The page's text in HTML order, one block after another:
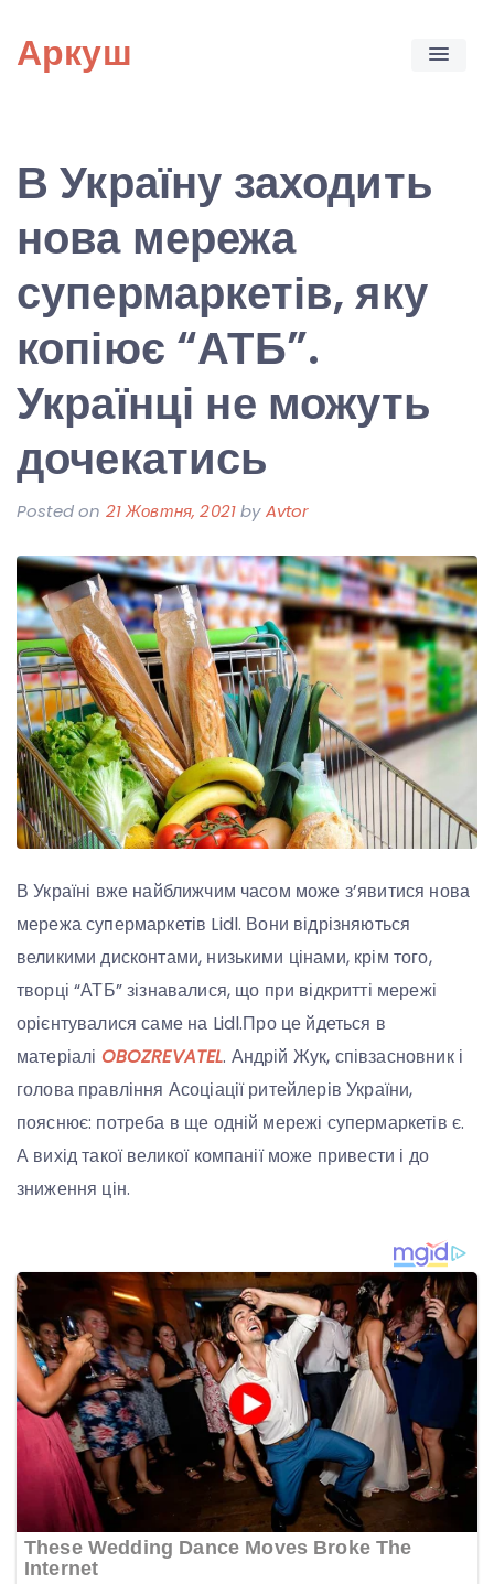
content
Аркуш
В Україну заходить
нова мережа
супермаркетів, яку
копіює “АТБ”.
Українці не можуть
дочекатись
Posted on 21 Жовтня, 2021byAvtor
В Україні вже найближчим часом може з’явитися нова
мережа супермаркетів Lidl. Вони відрізняються
великими дисконтами, низькими цінами, крім того,
творці “АТБ” зізнавалися, що при відкритті мережі
орієнтувалися саме на Lidl.Про це йдеться в
матеріалі OBOZREVATEL. Андрій Жук, співзасновник і
голова правління Асоціації ритейлерів України,
пояснює: потреба в ще одній мережі супермаркетів є.
А вихід такої великої компанії може привести і до
зниження цін.